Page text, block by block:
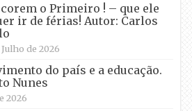
o Primeiro ! – que ele
ir de férias! Autor: Carlos
de 2026
do país e a educação.
Nunes
2026